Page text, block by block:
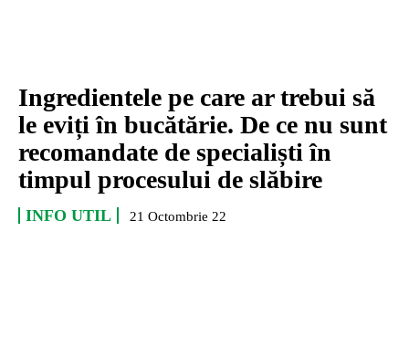
Ingredientele pe care ar trebui să
le eviți în bucătărie. De ce nu sunt
recomandate de specialiști în
timpul procesului de slăbire
INFO UTIL 21 Octombrie 22